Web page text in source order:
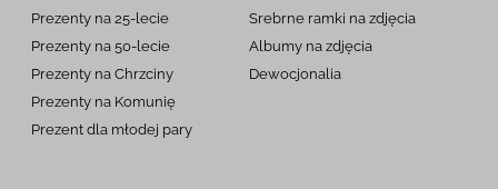
Prezenty na 25-lecie
Prezenty na 50-lecie
Prezenty na Chrzciny
Prezenty na Komunię
Prezent dla młodej pary
Srebrne ramki na zdjęcia
Albumy na zdjęcia
Dewocjonalia